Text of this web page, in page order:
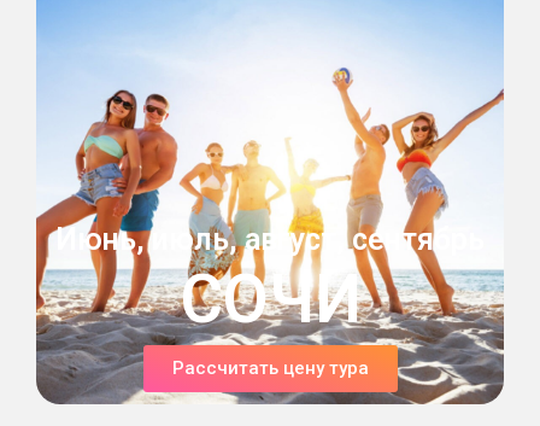
Июнь, июль, август, сентябрь
СОЧИ
Рассчитать цену тура